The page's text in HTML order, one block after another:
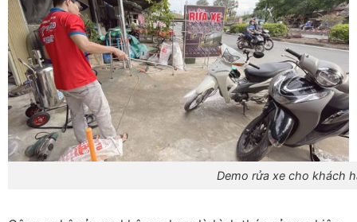
Demo rửa xe cho khách